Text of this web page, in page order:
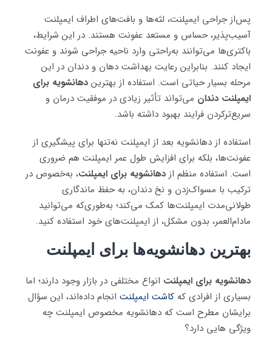
پس‌از جراحی ایمپلنت، لثه‌ها و بافت‌های اطراف ایمپلنت
آسیب‌پذیر، حساس و مستعد عفونت هستند. در این شرایط،
باکتری‌ها می‌توانند به‌راحتی وارد ناحیه جراحی شوند و عفونت
ایجاد کنند. بنابراین رعایت بهداشت دهان و دندان در این
مرحله بسیار حیاتی است. استفاده از بهترین دهانشویه برای
ایمپلنت دندان می‌تواند تأثیر زیادی در موفقیت درمان و
سریع‌ترکردن فرایند بهبود داشته باشد.
استفاده از دهانشویه بعد از ایمپلنت نه‌تنها برای پیشگیری از
عفونت‌ها، بلکه برای افزایش طول عمر ایمپلنت هم ضروری
است. استفاده منظم از دهانشویه برای ایمپلنت، به‌خصوص در
ترکیب با مسواک‌زدن و نخ دندان، به حفظ ماندگاری
طولانی‌مدت ایمپلنت‌ها کمک می‌کند؛ به‌طوری‌که می‌توانید
مادام‌العمر، بدون مشکل، از ایمپلنت‌های خود استفاده کنید.
بهترین دهانشویه‌ها برای ایمپلنت
دهانشویه برای ایمپلنت انواع مختلفی در بازار وجود دارند؛ اما
بسیاری از افرادی که کاشت ایمپلنت انجام داده‌اند، این سؤال
برایشان مطرح است که دهانشویه مخصوص ایمپلنت چه
ویژگی ‌هایی دارد؟